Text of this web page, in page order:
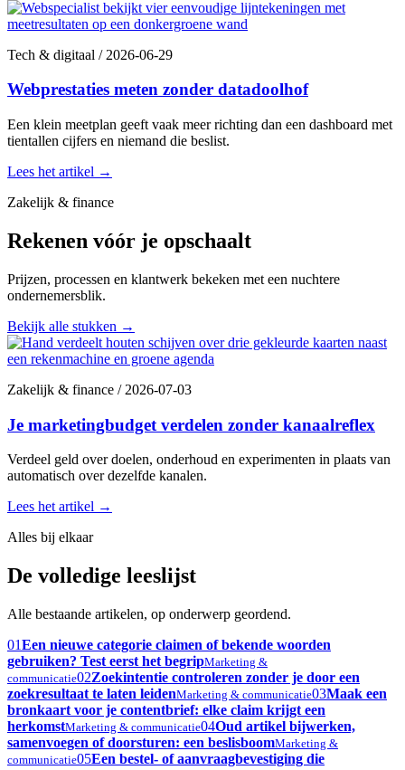
Tech & digitaal /2026-06-29
Webprestaties meten zonder datadoolhof
Een klein meetplan geeft vaak meer richting dan een dashboard met
tientallen cijfers en niemand die beslist.
Lees het artikel →
Zakelijk & finance
Rekenen vóór je opschaalt
Prijzen, processen en klantwerk bekeken met een nuchtere
ondernemersblik.
Bekijk alle stukken →
Zakelijk & finance /2026-07-03
Je marketingbudget verdelen zonder kanaalreflex
Verdeel geld over doelen, onderhoud en experimenten in plaats van
automatisch over dezelfde kanalen.
Lees het artikel →
Alles bij elkaar
De volledige leeslijst
Alle bestaande artikelen, op onderwerp geordend.
01Een nieuwe categorie claimen of bekende woorden
gebruiken? Test eerst het begripMarketing &
communicatie02Zoekintentie controleren zonder je door een
zoekresultaat te laten leidenMarketing & communicatie03Maak een
bronkaart voor je contentbrief: elke claim krijgt een
herkomstMarketing & communicatie04Oud artikel bijwerken,
samenvoegen of doorsturen: een beslisboomMarketing &
communicatie05Een bestel- of aanvraagbevestiging die